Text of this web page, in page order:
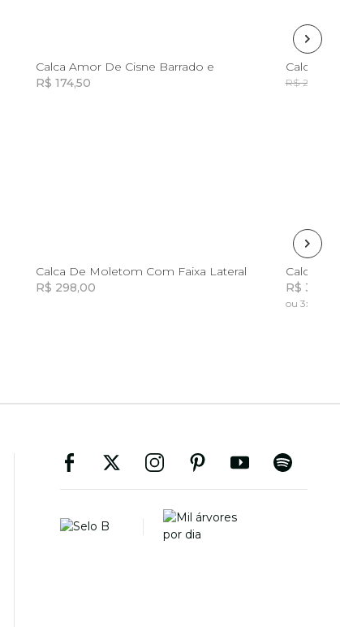
12 14
Calca Amor De Cisne Barrado e
R$ 174,50
Calca
R$ 298,00
12
Calca De Moletom Com Faixa Lateral
R$ 298,00
Calca
R$
ou 3x de R$